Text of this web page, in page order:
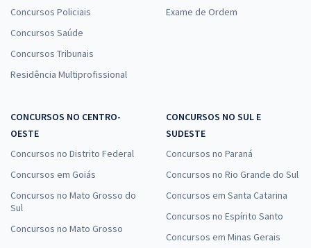
Concursos Policiais
Concursos Saúde
Concursos Tribunais
Residência Multiprofissional
Exame de Ordem
CONCURSOS NO CENTRO-
OESTE
Concursos no Distrito Federal
Concursos em Goiás
Concursos no Mato Grosso do
Sul
Concursos no Mato Grosso
CONCURSOS NO SUL E
SUDESTE
Concursos no Paraná
Concursos no Rio Grande do Sul
Concursos em Santa Catarina
Concursos no Espírito Santo
Concursos em Minas Gerais